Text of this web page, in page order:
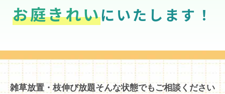
お庭きれいにいたします！
雑草放置・枝伸び放題そんな状態でもご相談ください